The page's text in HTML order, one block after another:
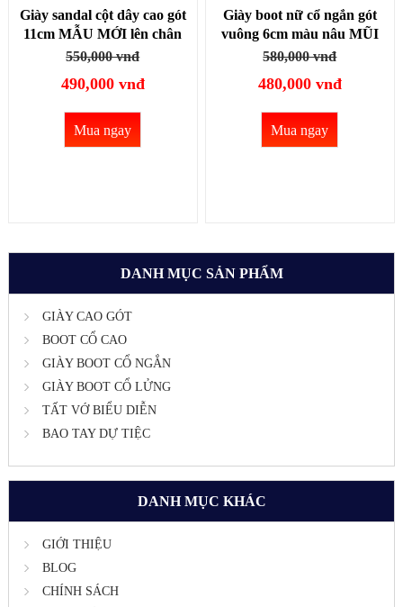
Giày sandal cột dây cao gót
11cm MẪU MỚI lên chân
TÔN DÁNG, HIỆN ĐẠI
550,000 vnđ
490,000 vnđ
Mua ngay
Giày boot nữ cổ ngắn gót
vuông 6cm màu nâu MŨI
NHỌN cột dây GBN128C
580,000 vnđ
480,000 vnđ
Mua ngay
DANH MỤC SẢN PHẨM
GIÀY CAO GÓT
BOOT CỔ CAO
GIÀY BOOT CỔ NGẮN
GIÀY BOOT CỔ LỬNG
TẤT VỚ BIỂU DIỄN
BAO TAY DỰ TIỆC
DANH MỤC KHÁC
GIỚI THIỆU
BLOG
CHÍNH SÁCH